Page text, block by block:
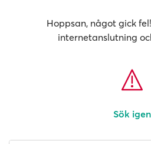
Hoppsan, något gick
internetanslutning
Sök igen